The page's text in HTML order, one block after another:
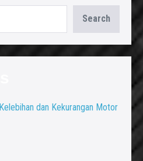
Search
dan Kekurangan Motor